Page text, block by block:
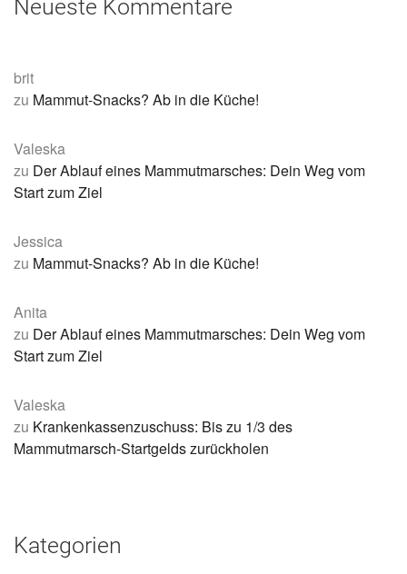
Neueste Kommentare
brit
zu Mammut-Snacks? Ab in die Küche!
Valeska
zu Der Ablauf eines Mammutmarsches: Dein Weg vom
Start zum Ziel
Jessica
zu Mammut-Snacks? Ab in die Küche!
Anita
zu Der Ablauf eines Mammutmarsches: Dein Weg vom
Start zum Ziel
Valeska
zu Krankenkassenzuschuss: Bis zu 1/3 des
Mammutmarsch-Startgelds zurückholen
Kategorien